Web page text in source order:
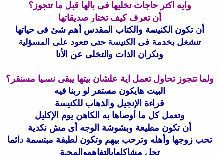
وايه اكتر حاجات تخليها فى بالها قبل ما تتجوز؟
أن تعرف كيف تختار صديقاتها
أن تكون الكنيسة والكتاب المقدس أهم شئ فى حياتها
تنشغل بخدمة فى الكنيسة حتى تتعود على المسؤلية
ونكران الذات والتخلى عن الأنا
ولما تتجوز تحاول تعمل اية علشان بيتها يبقى نسبيا مستقر؟
البيت هايكون مستقر لو ربنا فيه
قراءة الإنجيل والذهاب للكنيسة
وتعمل كل ما أوصاها به الكاهن يوم الإكليل
أن تكون مطيعة وبشوشة الوجه أى مش نكدية
تحب زوجها وأهله وترحب بيهم وتكون لطيفة مبتسمة دائما
تحل مشاكلهابالتفاهموالمحبة